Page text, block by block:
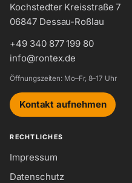
Kochstedter Kreisstraße 7
06847 Dessau-Roßlau
+49 340 877 199 80
info@rontex.de
Öffnungszeiten: Mo–Fr, 8–17 Uhr
Kontakt aufnehmen
RECHTLICHES
Impressum
Datenschutz